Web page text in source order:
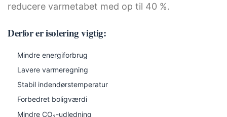
reducere varmetabet med op til 40 %.
Derfor er isolering vigtig:
Mindre energiforbrug
Lavere varmeregning
Stabil indendørstemperatur
Forbedret boligværdi
Mindre CO₂-udledning